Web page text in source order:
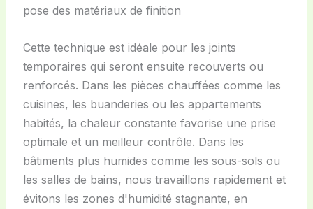
pose des matériaux de finition
Cette technique est idéale pour les joints
temporaires qui seront ensuite recouverts ou
renforcés. Dans les pièces chauffées comme les
cuisines, les buanderies ou les appartements
habités, la chaleur constante favorise une prise
optimale et un meilleur contrôle. Dans les
bâtiments plus humides comme les sous-sols ou
les salles de bains, nous travaillons rapidement et
évitons les zones d'humidité stagnante, en